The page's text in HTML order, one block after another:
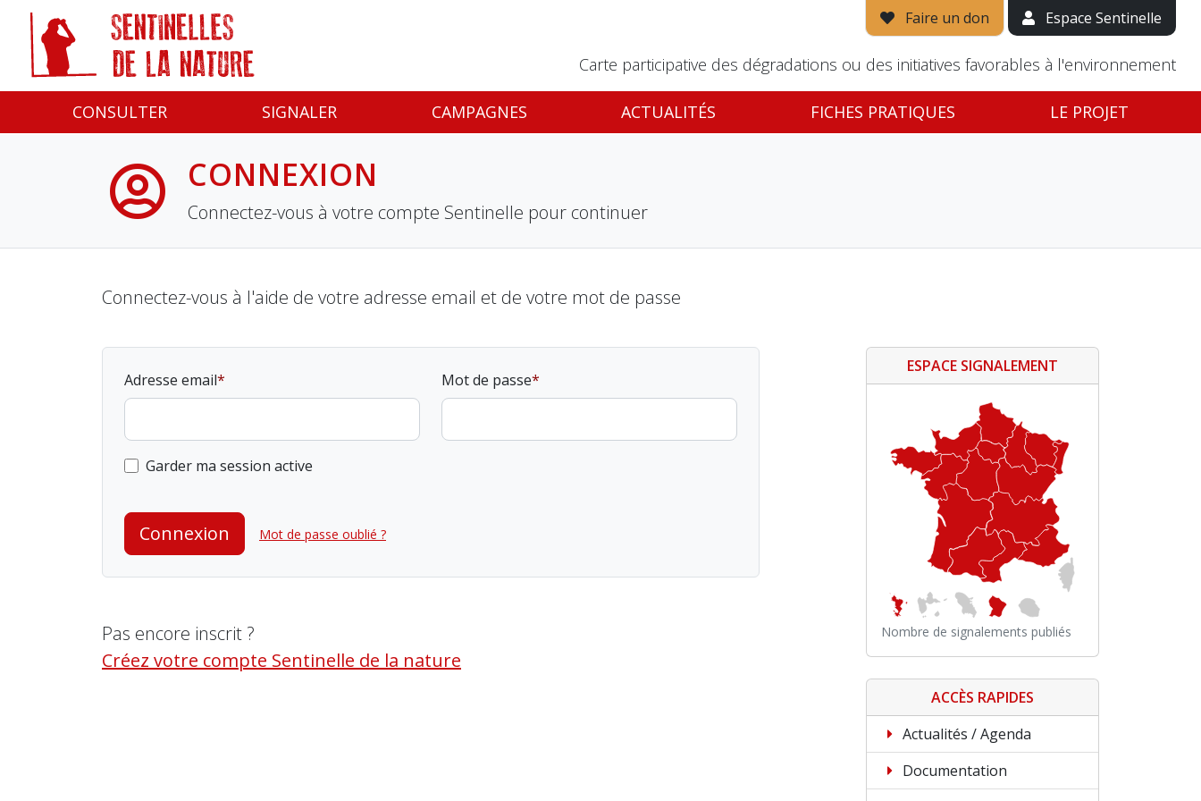
Faire un don Espace Sentinelle
Carte participative des dégradations ou des initiatives favorables à l'environnement
CONSULTER SIGNALER CAMPAGNES ACTUALITÉS FICHES PRATIQUES LE PROJET
CONNEXION
Connectez-vous à votre compte Sentinelle pour continuer
Connectez-vous à l'aide de votre adresse email et de votre mot de passe
Adresse email Mot de passe
Garder ma session active
Connexion Mot de passe oublié ?
Pas encore inscrit ?
Créez votre compte Sentinelle de la nature
ESPACE SIGNALEMENT
Nombre de signalements publiés
ACCÈS RAPIDES
Actualités / Agenda
Documentation
Panneau de gestion des cookies